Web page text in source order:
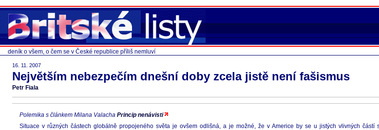
deník o všem, o čem se v České republice příliš nemluví
16. 11. 2007
Největším nebezpečím dnešní doby zcela jistě není fašismus
Petr Fiala
Polemika s článkem Milana Valacha Princip nenávisti
Situace v různých částech globálně propojeného světa je ovšem odlišná, a je možné, že v Americe by se u jistých vlivných